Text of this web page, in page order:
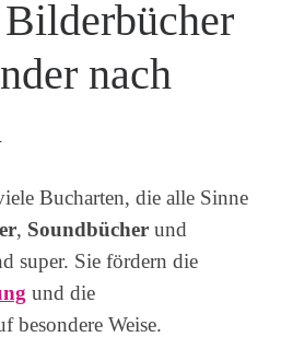
nach
Bucharten, die alle Sinne
, Soundbücher und
super. Sie fördern die
und die
besondere Weise.